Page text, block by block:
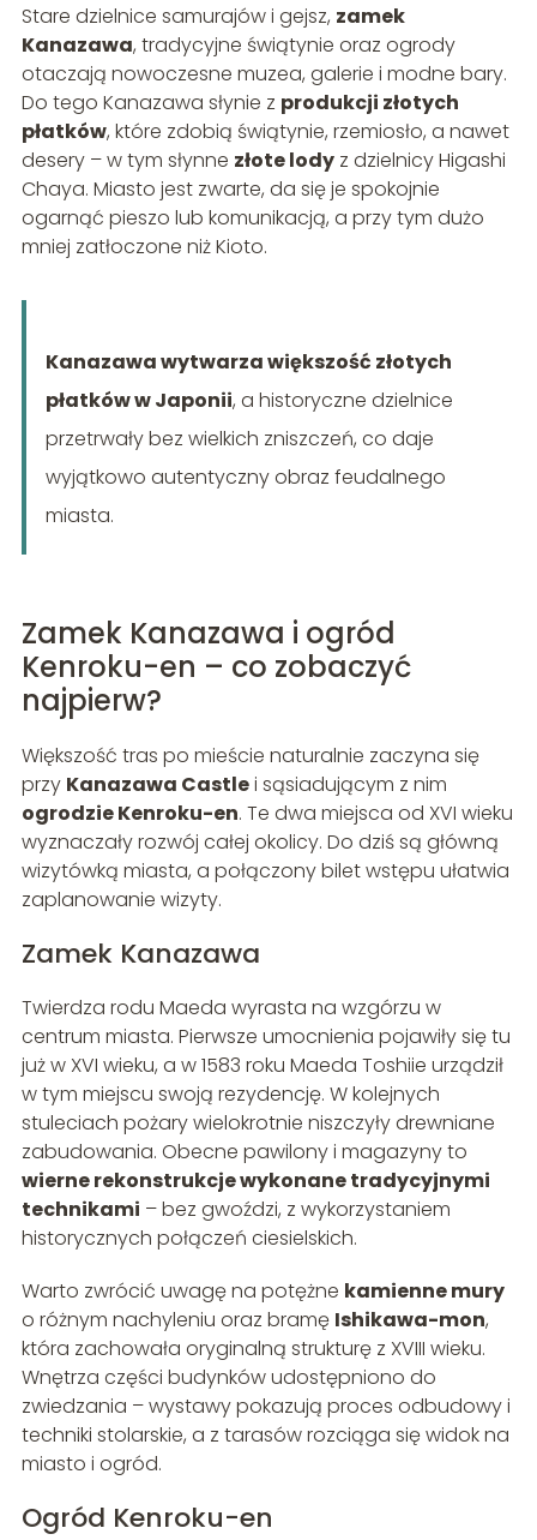
Stare dzielnice samurajów i gejsz, zamek
Kanazawa, tradycyjne świątynie oraz ogrody
otaczają nowoczesne muzea, galerie i modne bary.
Do tego Kanazawa słynie z produkcji złotych
płatków, które zdobią świątynie, rzemiosło, a nawet
desery – w tym słynne złote lodyz dzielnicy Higashi
Chaya. Miasto jest zwarte, da się je spokojnie
ogarnąć pieszo lub komunikacją, a przy tym dużo
mniej zatłoczone niż Kioto.
Kanazawa wytwarza większość złotych
płatków w Japonii, a historyczne dzielnice
przetrwały bez wielkich zniszczeń, co daje
wyjątkowo autentyczny obraz feudalnego
miasta.
Zamek Kanazawa i ogród
Kenroku-en – co zobaczyć
najpierw?
Większość tras po mieście naturalnie zaczyna się
przy Kanazawa Castlei sąsiadującym z nim
ogrodzie Kenroku-en. Te dwa miejsca od XVI wieku
wyznaczały rozwój całej okolicy. Do dziś są główną
wizytówką miasta, a połączony bilet wstępu ułatwia
zaplanowanie wizyty.
Zamek Kanazawa
Twierdza rodu Maeda wyrasta na wzgórzu w
centrum miasta. Pierwsze umocnienia pojawiły się tu
już w XVI wieku, a w 1583 roku Maeda Toshiie urządził
w tym miejscu swoją rezydencję. W kolejnych
stuleciach pożary wielokrotnie niszczyły drewniane
zabudowania. Obecne pawilony i magazyny to
wierne rekonstrukcje wykonane tradycyjnymi
technikami – bez gwoździ, z wykorzystaniem
historycznych połączeń ciesielskich.
Warto zwrócić uwagę na potężne kamienne mury
o różnym nachyleniu oraz bramę Ishikawa-mon,
która zachowała oryginalną strukturę z XVIII wieku.
Wnętrza części budynków udostępniono do
zwiedzania – wystawy pokazują proces odbudowy i
techniki stolarskie, a z tarasów rozciąga się widok na
miasto i ogród.
Ogród Kenroku-en